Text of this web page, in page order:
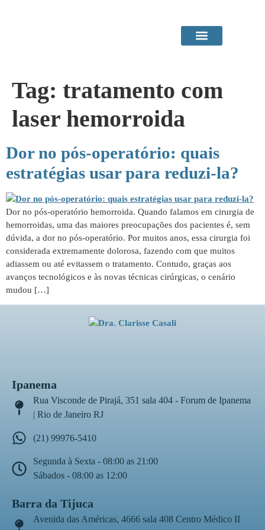
Tag: tratamento com
laser hemorroida
Dor no pós-operatório: quais
estratégias usar para reduzi-la?
Dor no pós-operatório hemorroida. Quando falamos em cirurgia de
hemorroidas, uma das maiores preocupações dos pacientes é, sem
dúvida, a dor no pós-operatório. Por muitos anos, essa cirurgia foi
considerada extremamente dolorosa, fazendo com que muitos
adiassem ou até evitassem o tratamento. Contudo, graças aos
avanços tecnológicos e às novas técnicas cirúrgicas, o cenário
mudou […]
Ipanema
Rua Visconde de Pirajá, 351 sala 404 - Forum de Ipanema
| Rio de Janeiro RJ
(21) 99976-5410
Segunda à Sexta - 08:00 as 21:00
Sábados - 08:00 as 12:00
Barra da Tijuca
Avenida das Américas, 4666 sala 408 Centro Médico II